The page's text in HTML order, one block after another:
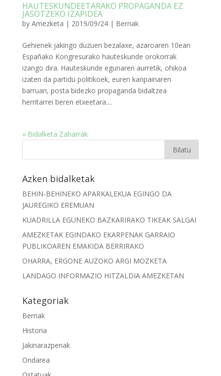
HAUTESKUNDEETARAKO PROPAGANDA EZ
JASOTZEKO IZAPIDEA
by Amezketa | 2019/09/24| Berriak
Gehienek jakingo duzuen bezalaxe, azaroaren 10ean
Españako Kongresurako hauteskunde orokorrak
izango dira. Hauteskunde egunaren aurretik, ohikoa
izaten da partidu politikoek, euren kanpainaren
barruan, posta bidezko propaganda bidaltzea
herritarrei beren etxeetara....
« Bidalketa Zaharrak
Azken bidalketak
BEHIN-BEHINEKO APARKALEKUA EGINGO DA
JAUREGIKO EREMUAN
KUADRILLA EGUNEKO BAZKARIRAKO TIKEAK SALGAI
AMEZKETAK EGINDAKO EKARPENAK GARRAIO
PUBLIKOAREN EMAKIDA BERRIRAKO
OHARRA, ERGONE AUZOKO ARGI MOZKETA
LANDAGO INFORMAZIO HITZALDIA AMEZKETAN
Kategoriak
Berriak
Historia
Jakinarazpenak
Ondarea